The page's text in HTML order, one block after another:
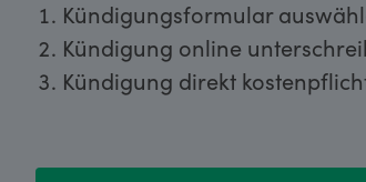
Kündigungsformular
Kündigung online
Kündigung direkt